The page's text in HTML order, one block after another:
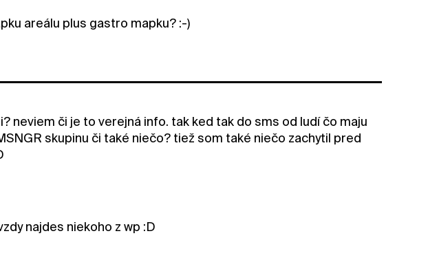
areálu plus gastro mapku? :-)
neviem či je to verejná info. tak ked tak do sms od ludí čo maju
skupinu či také niečo? tiež som také niečo zachytil pred
najdes niekoho z wp :D